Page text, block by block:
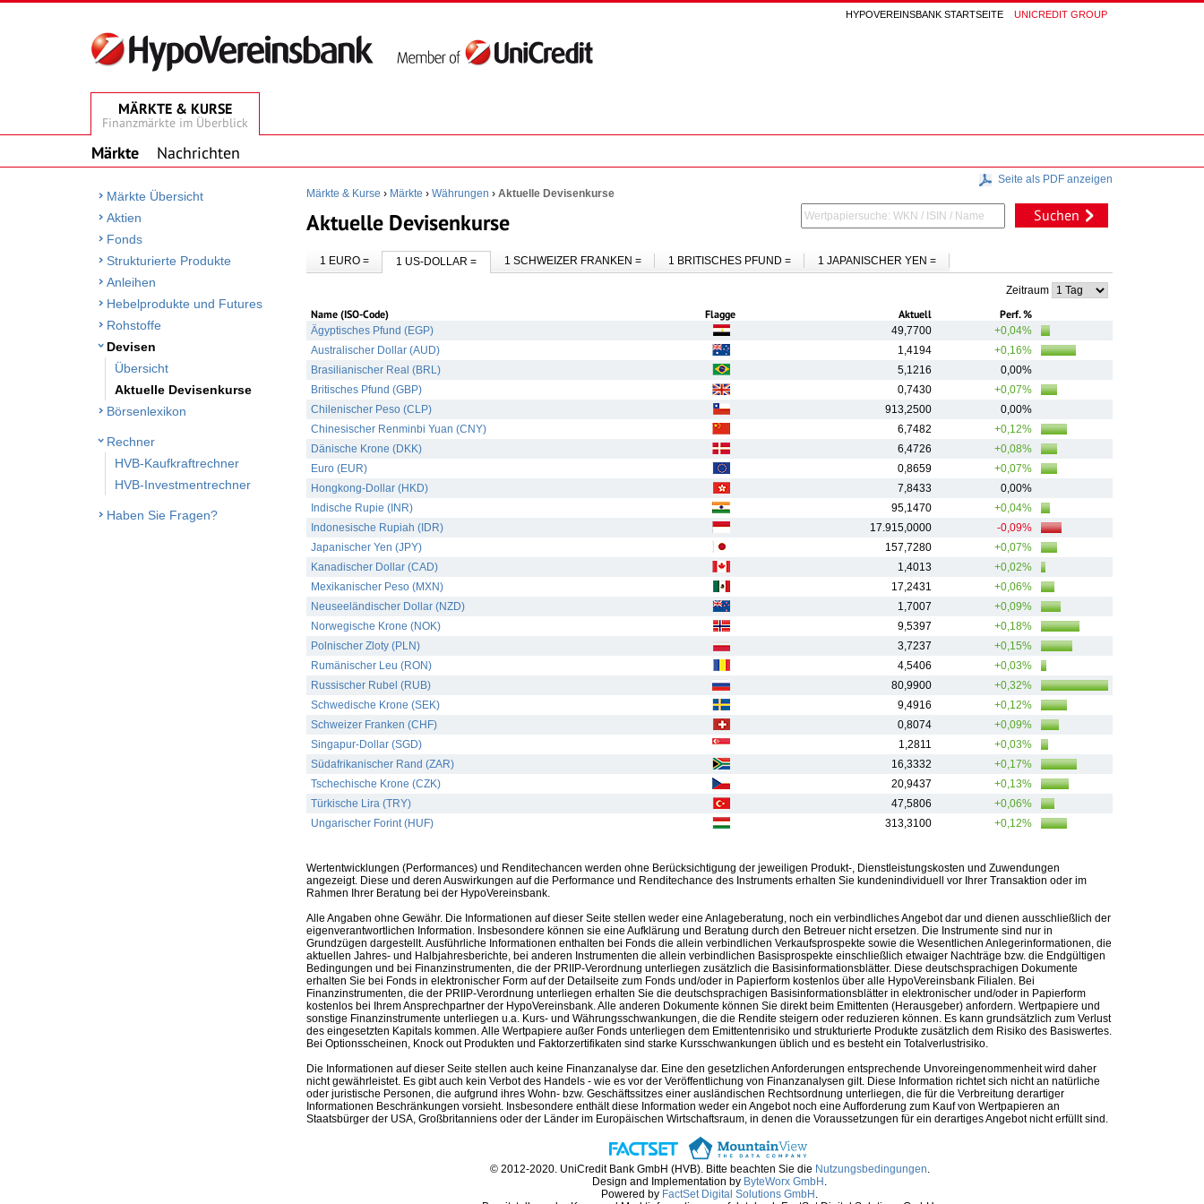
HYPOVEREINSBANK STARTSEITE UNICREDIT GROUP
MÄRKTE & KURSE
Finanzmärkte im Überblick
Märkte Nachrichten
Märkte Übersicht
Aktien
Fonds
Strukturierte Produkte
Anleihen
Hebelprodukte und Futures
Rohstoffe
Devisen
Übersicht
Aktuelle Devisenkurse
Börsenlexikon
Rechner
HVB-Kaufkraftrechner
HVB-Investmentrechner
Haben Sie Fragen?
Seite als PDF anzeigen
Märkte & Kurse › Märkte › Währungen › Aktuelle Devisenkurse
Aktuelle Devisenkurse Suchen
1 EURO = 1 US-DOLLAR = 1 SCHWEIZER FRANKEN = 1 BRITISCHES PFUND = 1 JAPANISCHER YEN =
Zeitraum
Name (ISO-Code) Flagge Aktuell Perf. %
Ägyptisches Pfund (EGP) 49,7700
+0,04%
Australischer Dollar (AUD)
1,4194
+0,16%
Brasilianischer Real (BRL)
5,1216
0,00%
Britisches Pfund (GBP)
0,7430
+0,07%
Chilenischer Peso (CLP)
913,2500
0,00%
Chinesischer Renminbi Yuan (CNY)
6,7482
+0,12%
Dänische Krone (DKK)
6,4726
+0,08%
Euro (EUR)
0,8659
+0,07%
Hongkong-Dollar (HKD)
7,8433
0,00%
Indische Rupie (INR)
95,1470
+0,04%
Indonesische Rupiah (IDR)
17.915,0000
-0,09%
Japanischer Yen (JPY)
157,7280
+0,07%
Kanadischer Dollar (CAD)
1,4013
+0,02%
Mexikanischer Peso (MXN)
17,2431
+0,06%
Neuseeländischer Dollar (NZD)
1,7007
+0,09%
Norwegische Krone (NOK)
9,5397
+0,18%
Polnischer Zloty (PLN)
3,7237
+0,15%
Rumänischer Leu (RON)
4,5406
+0,03%
Russischer Rubel (RUB)
80,9900
+0,32%
Schwedische Krone (SEK)
9,4916
+0,12%
Schweizer Franken (CHF)
0,8074
+0,09%
Singapur-Dollar (SGD)
1,2811
+0,03%
Südafrikanischer Rand (ZAR)
16,3332
+0,17%
Tschechische Krone (CZK)
20,9437
+0,13%
Türkische Lira (TRY)
47,5806
+0,06%
Ungarischer Forint (HUF)
313,3100 +0,12%
Wertentwicklungen (Performances) und Renditechancen werden ohne Berücksichtigung der jeweiligen Produkt-, Dienstleistungskosten und Zuwendungen
angezeigt. Diese und deren Auswirkungen auf die Performance und Renditechance des Instruments erhalten Sie kundenindividuell vor Ihrer Transaktion oder im
Rahmen Ihrer Beratung bei der HypoVereinsbank.
Alle Angaben ohne Gewähr. Die Informationen auf dieser Seite stellen weder eine Anlageberatung, noch ein verbindliches Angebot dar und dienen ausschließlich der
eigenverantwortlichen Information. Insbesondere können sie eine Aufklärung und Beratung durch den Betreuer nicht ersetzen. Die Instrumente sind nur in
Grundzügen dargestellt. Ausführliche Informationen enthalten bei Fonds die allein verbindlichen Verkaufsprospekte sowie die Wesentlichen Anlegerinformationen, die
aktuellen Jahres- und Halbjahresberichte, bei anderen Instrumenten die allein verbindlichen Basisprospekte einschließlich etwaiger Nachträge bzw. die Endgültigen
Bedingungen und bei Finanzinstrumenten, die der PRIIP-Verordnung unterliegen zusätzlich die Basisinformationsblätter. Diese deutschsprachigen Dokumente
erhalten Sie bei Fonds in elektronischer Form auf der Detailseite zum Fonds und/oder in Papierform kostenlos über alle HypoVereinsbank Filialen. Bei
Finanzinstrumenten, die der PRIIP-Verordnung unterliegen erhalten Sie die deutschsprachigen Basisinformationsblätter in elektronischer und/oder in Papierform
kostenlos bei Ihrem Ansprechpartner der HypoVereinsbank. Alle anderen Dokumente können Sie direkt beim Emittenten (Herausgeber) anfordern. Wertpapiere und
sonstige Finanzinstrumente unterliegen u.a. Kurs- und Währungsschwankungen, die die Rendite steigern oder reduzieren können. Es kann grundsätzlich zum Verlust
des eingesetzten Kapitals kommen. Alle Wertpapiere außer Fonds unterliegen dem Emittentenrisiko und strukturierte Produkte zusätzlich dem Risiko des Basiswertes.
Bei Optionsscheinen, Knock out Produkten und Faktorzertifikaten sind starke Kursschwankungen üblich und es besteht ein Totalverlustrisiko.
Die Informationen auf dieser Seite stellen auch keine Finanzanalyse dar. Eine den gesetzlichen Anforderungen entsprechende Unvoreingenommenheit wird daher
nicht gewährleistet. Es gibt auch kein Verbot des Handels - wie es vor der Veröffentlichung von Finanzanalysen gilt. Diese Information richtet sich nicht an natürliche
oder juristische Personen, die aufgrund ihres Wohn- bzw. Geschäftssitzes einer ausländischen Rechtsordnung unterliegen, die für die Verbreitung derartiger
Informationen Beschränkungen vorsieht. Insbesondere enthält diese Information weder ein Angebot noch eine Aufforderung zum Kauf von Wertpapieren an
Staatsbürger der USA, Großbritanniens oder der Länder im Europäischen Wirtschaftsraum, in denen die Voraussetzungen für ein derartiges Angebot nicht erfüllt sind.
© 2012-2020. UniCredit Bank GmbH (HVB). Bitte beachten Sie die Nutzungsbedingungen.
Design and Implementation by ByteWorx GmbH .
Powered by FactSet Digital Solutions GmbH .